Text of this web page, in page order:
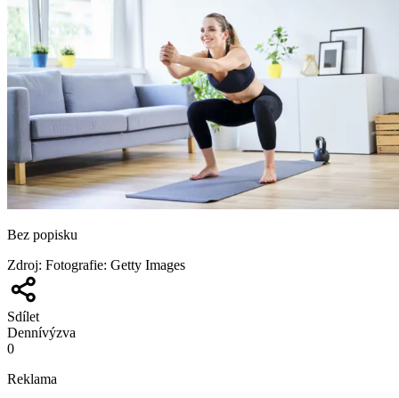
Bez popisku
Zdroj: Fotografie: Getty Images
Sdílet
Dennívýzva
0
Reklama